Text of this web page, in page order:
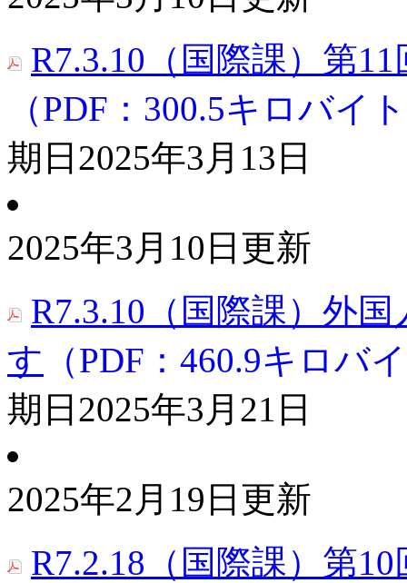
R7.3.10（国際課）第
（PDF：300.5キロバイ
期日 2025年3月13日
2025年3月10日更新
R7.3.10（国際課）外
す （PDF：460.9キロバ
期日 2025年3月21日
2025年2月19日更新
R7.2.18（国際課）第